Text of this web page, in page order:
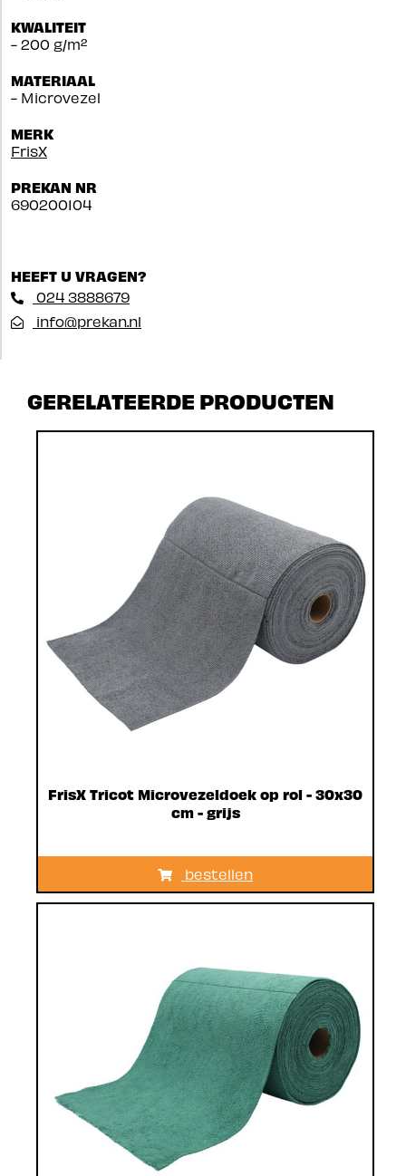
KWALITEIT
- 200 g/m²
MATERIAAL
- Microvezel
MERK
FrisX
PREKAN NR
690200104
HEEFT U VRAGEN?
024 3888679
info@prekan.nl
GERELATEERDE PRODUCTEN
FrisX Tricot Microvezeldoek op rol - 30x30
cm - grijs
bestellen